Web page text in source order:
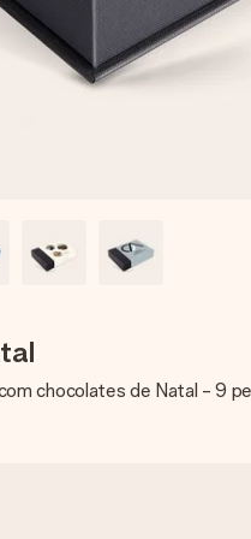
chocolates de Natal - 9